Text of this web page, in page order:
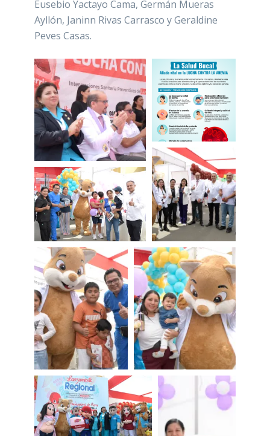
Eusebio Yactayo Cama, Germán Mueras
Ayllón, Janinn Rivas Carrasco y Geraldine
Peves Casas.